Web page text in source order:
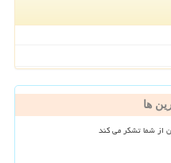
ها
از شما تشکر می کند